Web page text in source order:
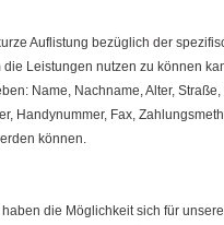
Auflistung bezüglich der
die Leistungen nutzen zu können
Name, Nachname, Alter,
Handynummer, Fax,
können.
die Möglichkeit sich für